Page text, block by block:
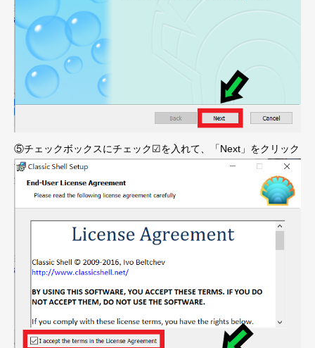
⑤チェックボックスにチェック☑を入れて、「Next」をクリック